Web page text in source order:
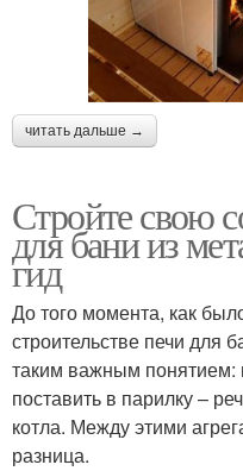
читать дальше →
Стройте свою
для бани из
гид
До того момента, как
строительстве печи для
таким важным понятием:
поставить в парилку –
котла. Между этими
разница.